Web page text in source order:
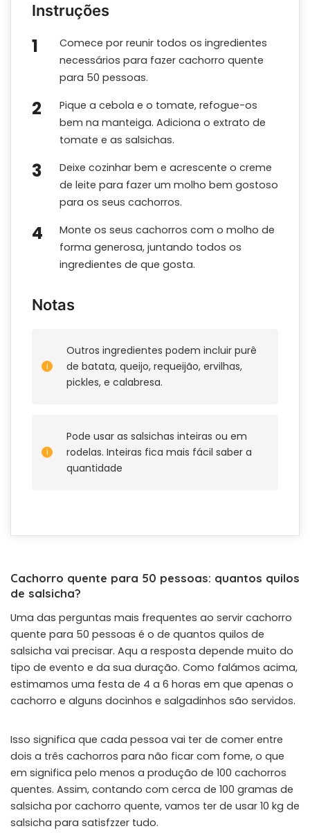
Instruções
Comece por reunir todos os ingredientes
necessários para fazer cachorro quente
para 50 pessoas.
Pique a cebola e o tomate, refogue-os
bem na manteiga. Adiciona o extrato de
tomate e as salsichas.
Deixe cozinhar bem e acrescente o creme
de leite para fazer um molho bem gostoso
para os seus cachorros.
Monte os seus cachorros com o molho de
forma generosa, juntando todos os
ingredientes de que gosta.
Notas
Outros ingredientes podem incluir purê
de batata, queijo, requeijão, ervilhas,
pickles, e calabresa.
Pode usar as salsichas inteiras ou em
rodelas. Inteiras fica mais fácil saber a
quantidade
Cachorro quente para 50 pessoas: quantos quilos
de salsicha?
Uma das perguntas mais frequentes ao servir cachorro
quente para 50 pessoas é o de quantos quilos de
salsicha vai precisar. Aqu a resposta depende muito do
tipo de evento e da sua duração. Como falámos acima,
estimamos uma festa de 4 a 6 horas em que apenas o
cachorro e alguns docinhos e salgadinhos são servidos.
Isso significa que cada pessoa vai ter de comer entre
dois a três cachorros para não ficar com fome, o que
em significa pelo menos a produção de 100 cachorros
quentes. Assim, contando com cerca de 100 gramas de
salsicha por cachorro quente, vamos ter de usar 10 kg de
salsicha para satisfzzer tudo.